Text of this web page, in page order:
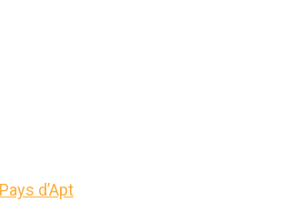
d’Apt